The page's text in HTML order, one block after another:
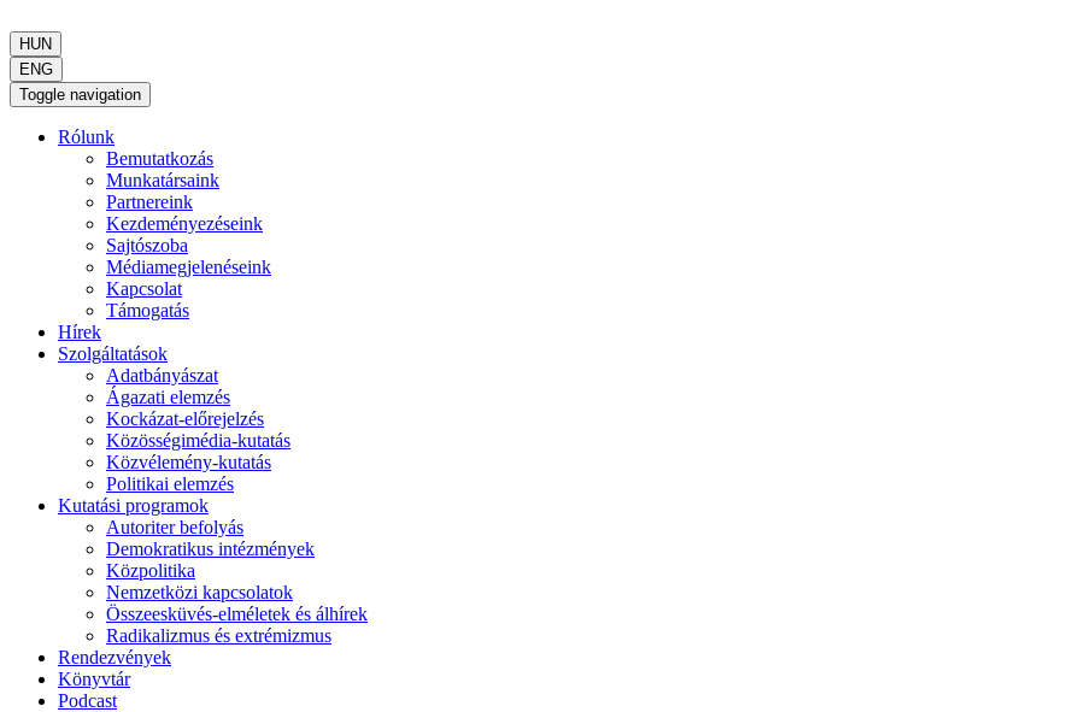
HUN
ENG
Toggle navigation
Rólunk
Bemutatkozás
Munkatársaink
Partnereink
Kezdeményezéseink
Sajtószoba
Médiamegjelenéseink
Kapcsolat
Támogatás
Hírek
Szolgáltatások
Adatbányászat
Ágazati elemzés
Kockázat-előrejelzés
Közösségimédia-kutatás
Közvélemény-kutatás
Politikai elemzés
Kutatási programok
Autoriter befolyás
Demokratikus intézmények
Közpolitika
Nemzetközi kapcsolatok
Összeesküvés-elméletek és álhírek
Radikalizmus és extrémizmus
Rendezvények
Könyvtár
Podcast